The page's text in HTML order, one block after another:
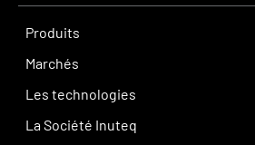
Produits
Marchés
Les technologies
La Société Inuteq